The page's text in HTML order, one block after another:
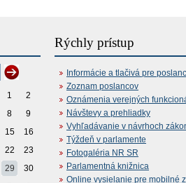
1
2
8
9
15
16
22
23
29
30
Rýchly prístup
Informácie a tlačivá pre
Zoznam poslancov
Oznámenia verejných
Návštevy a prehliadky
Vyhľadávanie v návrhoch
Týždeň v parlamente
Fotogaléria NR SR
Parlamentná knižnica
Online vysielanie pre mobilné